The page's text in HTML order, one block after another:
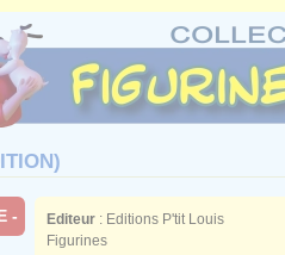
- Editeur: Editions P'tit Louis
Figurines